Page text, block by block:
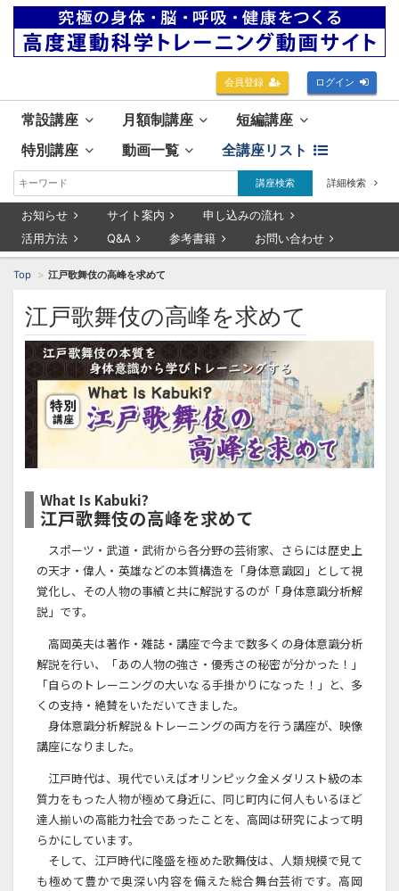
会員登録 ログイン
常設講座 月額制講座
短編講座
特別講座
動画一覧 全講座リスト
講座検索 詳細検索
お知らせ サイト案内
申し込みの流れ
活用方法
Q&A 参考書籍 お問い合わせ
Top 江戸歌舞伎の高峰を求めて
江戸歌舞伎の高峰を求めて
What Is Kabuki?
江戸歌舞伎の高峰を求めて
スポーツ・武道・武術から各分野の芸術家、さらには歴史上
の天才・偉人・英雄などの本質構造を「身体意識図」として視
覚化し、その人物の事績と共に解説するのが「身体意識分析解
説」です。
高岡英夫は著作・雑誌・講座で今まで数多くの身体意識分析
解説を行い、「あの人物の強さ・優秀さの秘密が分かった！」
「自らのトレーニングの大いなる手掛かりになった！」と、多
くの支持・絶賛をいただいてきました。
身体意識分析解説＆トレーニングの両方を行う講座が、映像
講座になりました。
江戸時代は、現代でいえばオリンピック金メダリスト級の本
質力をもった人物が極めて身近に、同じ町内に何人もいるほど
達人揃いの高能力社会であったことを、高岡は研究によって明
らかにしています。
そして、江戸時代に隆盛を極めた歌舞伎は、人類規模で見て
も極めて豊かで奥深い内容を備えた総合舞台芸術です。高岡